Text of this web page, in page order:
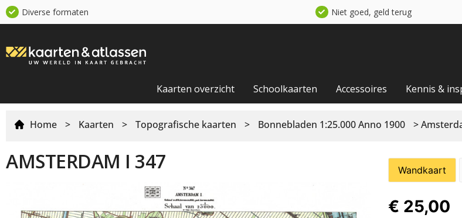
Diverse formaten Niet goed, geld terug
Kaarten overzicht Schoolkaarten Accessoires Kennis &
Home > Kaarten > Topografische kaarten > Bonnebladen 1:25.000 Anno 1900 >
AMSTERDAM I 347 Wandkaart
€ 25,00